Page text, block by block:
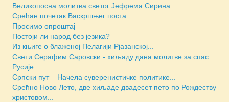
Великопосна молитва светог Јефрема Сирина...
Срећан почетак Васкршњег поста
Просимо опроштај
Постоји ли народ без језика?
Из књиге о блаженој Пелагији Рјазанској...
Свети Серафим Саровски - хиљаду дана молитве за спас
Русије...
Српски пут – Начела суверенистичке политике...
Срећно Ново Лето, две хиљаде двадесет пето по Рождеству
христовом...